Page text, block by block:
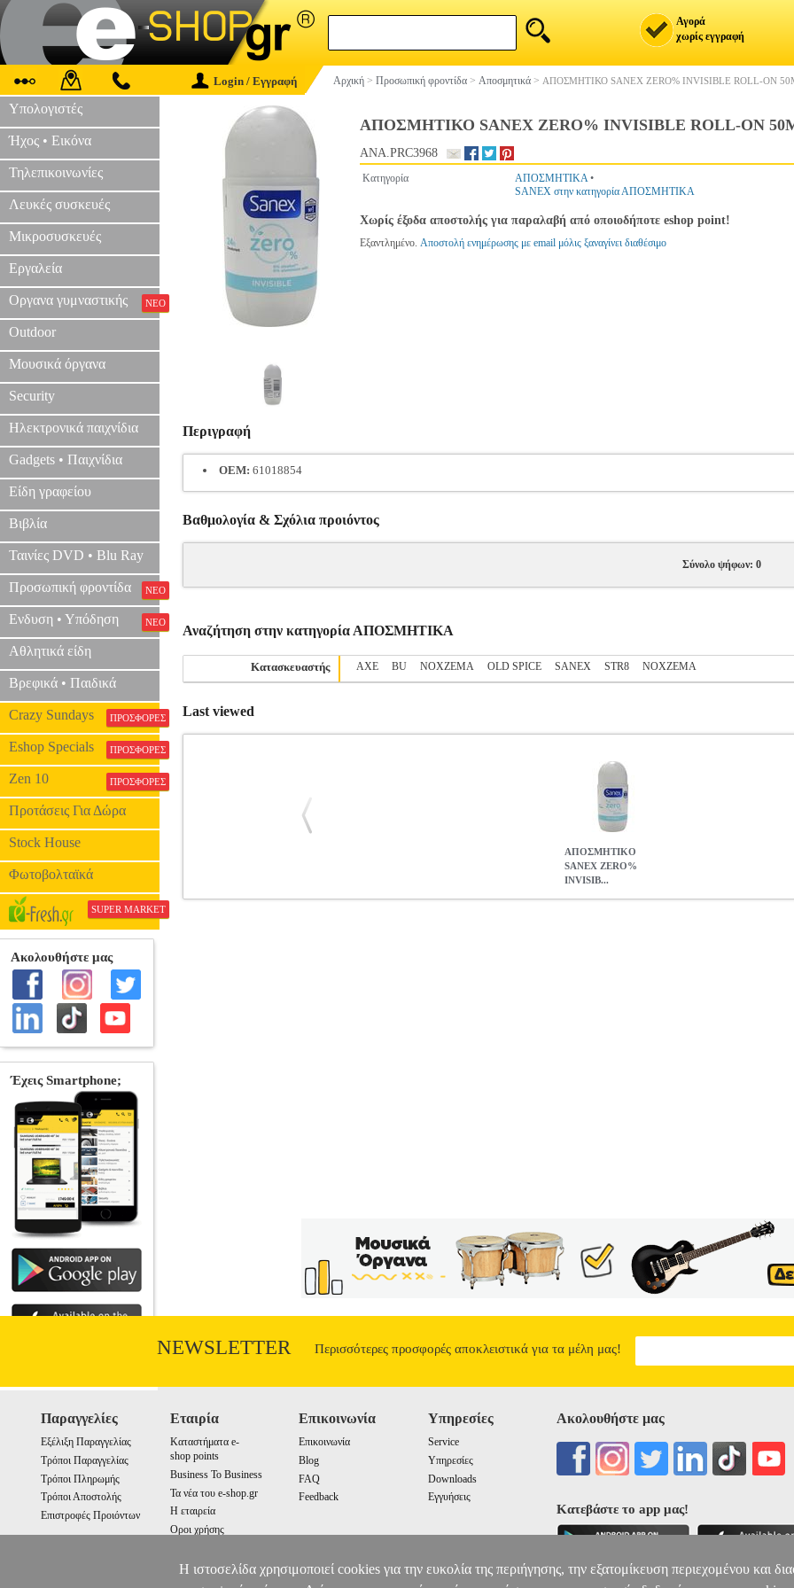
Αγορά
χωρίς εγγραφή
Login / Εγγραφή Αρχική > Προσωπική φροντίδα > Αποσμητικά > ΑΠΟΣΜΗΤΙΚΟ SANEX ZERO% INVISIBLE ROLL-ON
Υπολογιστές
Ήχος • Εικόνα
Τηλεπικοινωνίες
Λευκές συσκευές
Μικροσυσκευές
Εργαλεία
Οργανα γυμναστικής ΝΕΟ
Outdoor
Μουσικά όργανα
Security
Ηλεκτρονικά παιχνίδια
Gadgets • Παιχνίδια
Είδη γραφείου
Βιβλία
Ταινίες DVD • Blu Ray
Προσωπική φροντίδα ΝΕΟ
Ενδυση • Υπόδηση ΝΕΟ
Αθλητικά είδη
Βρεφικά • Παιδικά
Crazy Sundays ΠΡΟΣΦΟΡΕΣ
Eshop Specials ΠΡΟΣΦΟΡΕΣ
Zen 10 ΠΡΟΣΦΟΡΕΣ
Προτάσεις Για Δώρα
Stock House
Φωτοβολταϊκά
SUPER MARKET
ΑΠΟΣΜΗΤΙΚΟ SANEX ZERO% INVISIBLE ROLL-ON
ANA.PRC3968
Κατηγορία ΑΠΟΣΜΗΤΙΚΑ•
SANEX στην κατηγορία ΑΠΟΣΜΗΤΙΚΑ
Χωρίς έξοδα αποστολής για παραλαβή από οποιοδήποτε eshop point!
Εξαντλημένο. Αποστολή ενημέρωσης με email μόλις ξαναγίνει διαθέσιμο
Περιγραφή
OEM: 61018854
Βαθμολογία & Σχόλια προιόντος
Σύνολο ψήφων: 0
Αναζήτηση στην κατηγορία ΑΠΟΣΜΗΤΙΚΑ
Κατασκευαστής AXE BU NOXZEMA OLD SPICE SANEX STR8 ΝΟΧΖΕΜΑ
Last viewed
ΑΠΟΣΜΗΤΙΚΟ
SANEX ZERO%
INVISIB...
NEWSLETTER Περισσότερες προσφορές αποκλειστικά για τα μέλη μας!
Παραγγελίες
Εξέλιξη Παραγγελίας
Τρόποι Παραγγελίας
Τρόποι Πληρωμής
Τρόποι Αποστολής
Επιστροφές Προιόντων
Εταιρία
Καταστήματα e-
shop points
Business To Business
Τα νέα του e-shop.gr
Η εταιρεία
Οροι χρήσης
Επικοινωνία
Επικοινωνία
Blog
FAQ
Feedback
Υπηρεσίες
Service
Υπηρεσίες
Downloads
Εγγυήσεις
Ακολουθήστε μας
Κατεβάστε το app μας!
Η ιστοσελίδα χρησιμοποιεί cookies για την ευκολία της περιήγησης, την εξατομίκευση περιεχομένου και